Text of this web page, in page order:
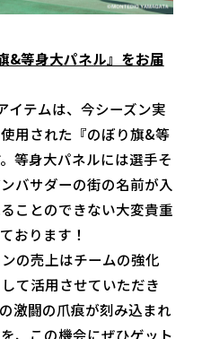
&等身大パネル』をお届
イテムは、今シーズン実
用された『のぼり旗&等
等身大パネルには選手そ
バサダーの街の名前が入
ことのできない大変貴重
おります！
の売上はチームの強化
て活用させていただき
激闘の爪痕が刻み込まれ
、この機会にぜひゲット